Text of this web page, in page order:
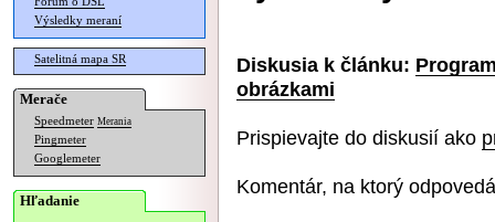
Výsledky meraní
Satelitná mapa SR
Merače
Speedmeter Merania
Pingmeter
Googlemeter
Hľadanie
Diskusia k článku:
obrázkami
Prispievajte do diskusií ako
Komentár, na ktorý